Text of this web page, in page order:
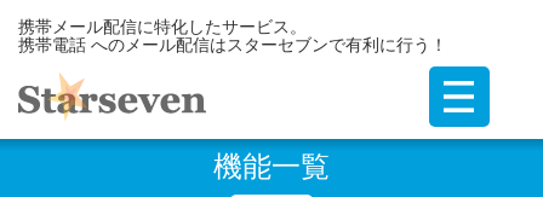
携帯メール配信に特化したサービス。
携帯電話 へのメール配信はスターセブンで有利に行う！
機能一覧